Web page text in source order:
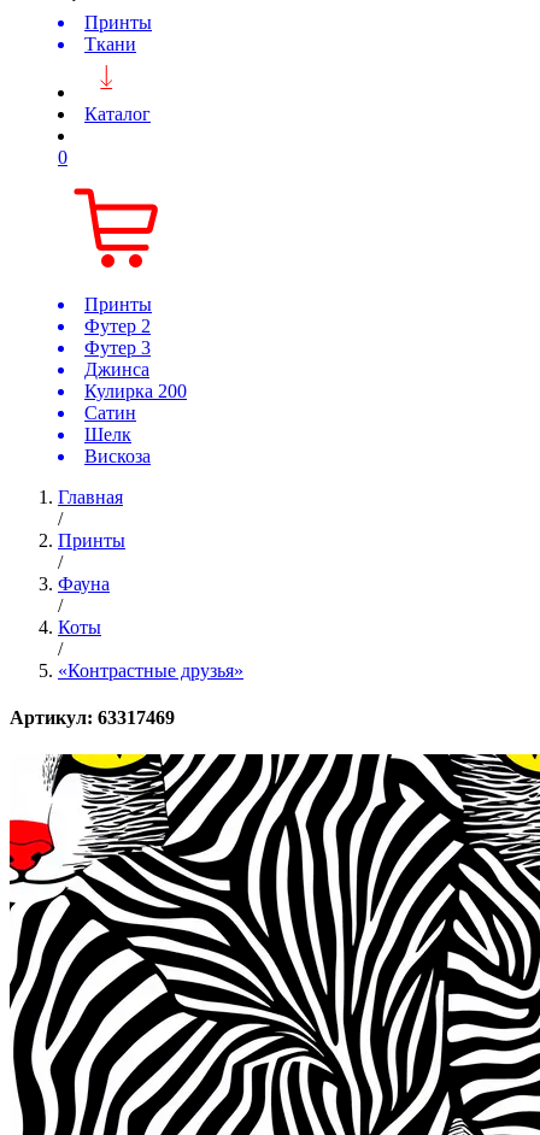
Принты
Ткани
Каталог
0
Принты
Футер 2
Футер 3
Джинса
Кулирка 200
Сатин
Шелк
Вискоза
Главная
/
Принты
/
Фауна
/
Коты
/
«Контрастные друзья»
Артикул: 63317469